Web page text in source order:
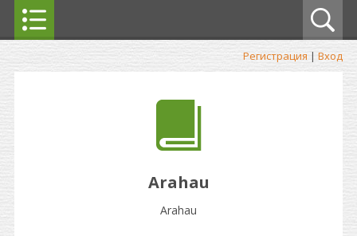
Регистрация | Вход
Arahau
Arahau